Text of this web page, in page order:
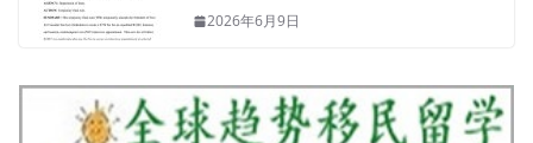
2026年6月9日